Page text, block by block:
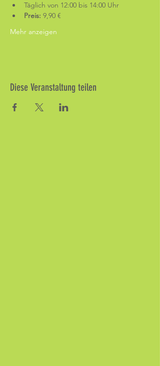
Täglich von 12:00 bis 14:00 Uhr
Preis: 9,90 €
Mehr anzeigen
Diese Veranstaltung teilen